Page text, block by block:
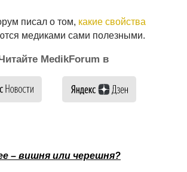
писал о том, какие свойства
медиками сами полезными.
MedikForum в
– вишня или черешня?